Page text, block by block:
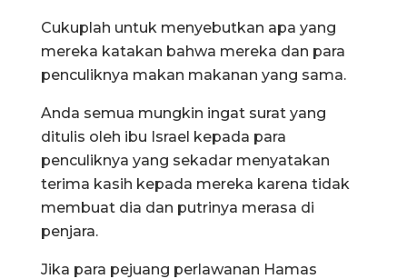
Cukuplah untuk menyebutkan apa yang
mereka katakan bahwa mereka dan para
penculiknya makan makanan yang sama.
Anda semua mungkin ingat surat yang
ditulis oleh ibu Israel kepada para
penculiknya yang sekadar menyatakan
terima kasih kepada mereka karena tidak
membuat dia dan putrinya merasa di
penjara.
Jika para pejuang perlawanan Hamas